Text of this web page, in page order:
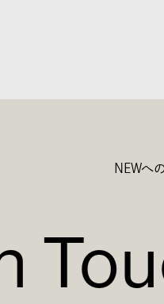
NEWへ